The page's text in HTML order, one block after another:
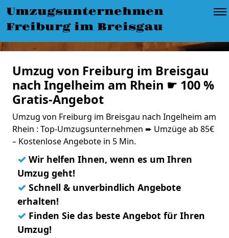
Umzugsunternehmen
Freiburg im Breisgau
Umzug von Freiburg im Breisgau
nach Ingelheim am Rhein ☛ 100 %
Gratis-Angebot
Umzug von Freiburg im Breisgau nach Ingelheim am
Rhein : Top-Umzugsunternehmen ➨ Umzüge ab 85€
– Kostenlose Angebote in 5 Min.
✓ Wir helfen Ihnen, wenn es um Ihren
Umzug geht!
✓ Schnell & unverbindlich Angebote
erhalten!
✓ Finden Sie das beste Angebot für Ihren
Umzug!